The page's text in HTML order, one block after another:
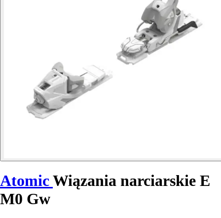
AtomicWiązania narciarskie E
M0 Gw